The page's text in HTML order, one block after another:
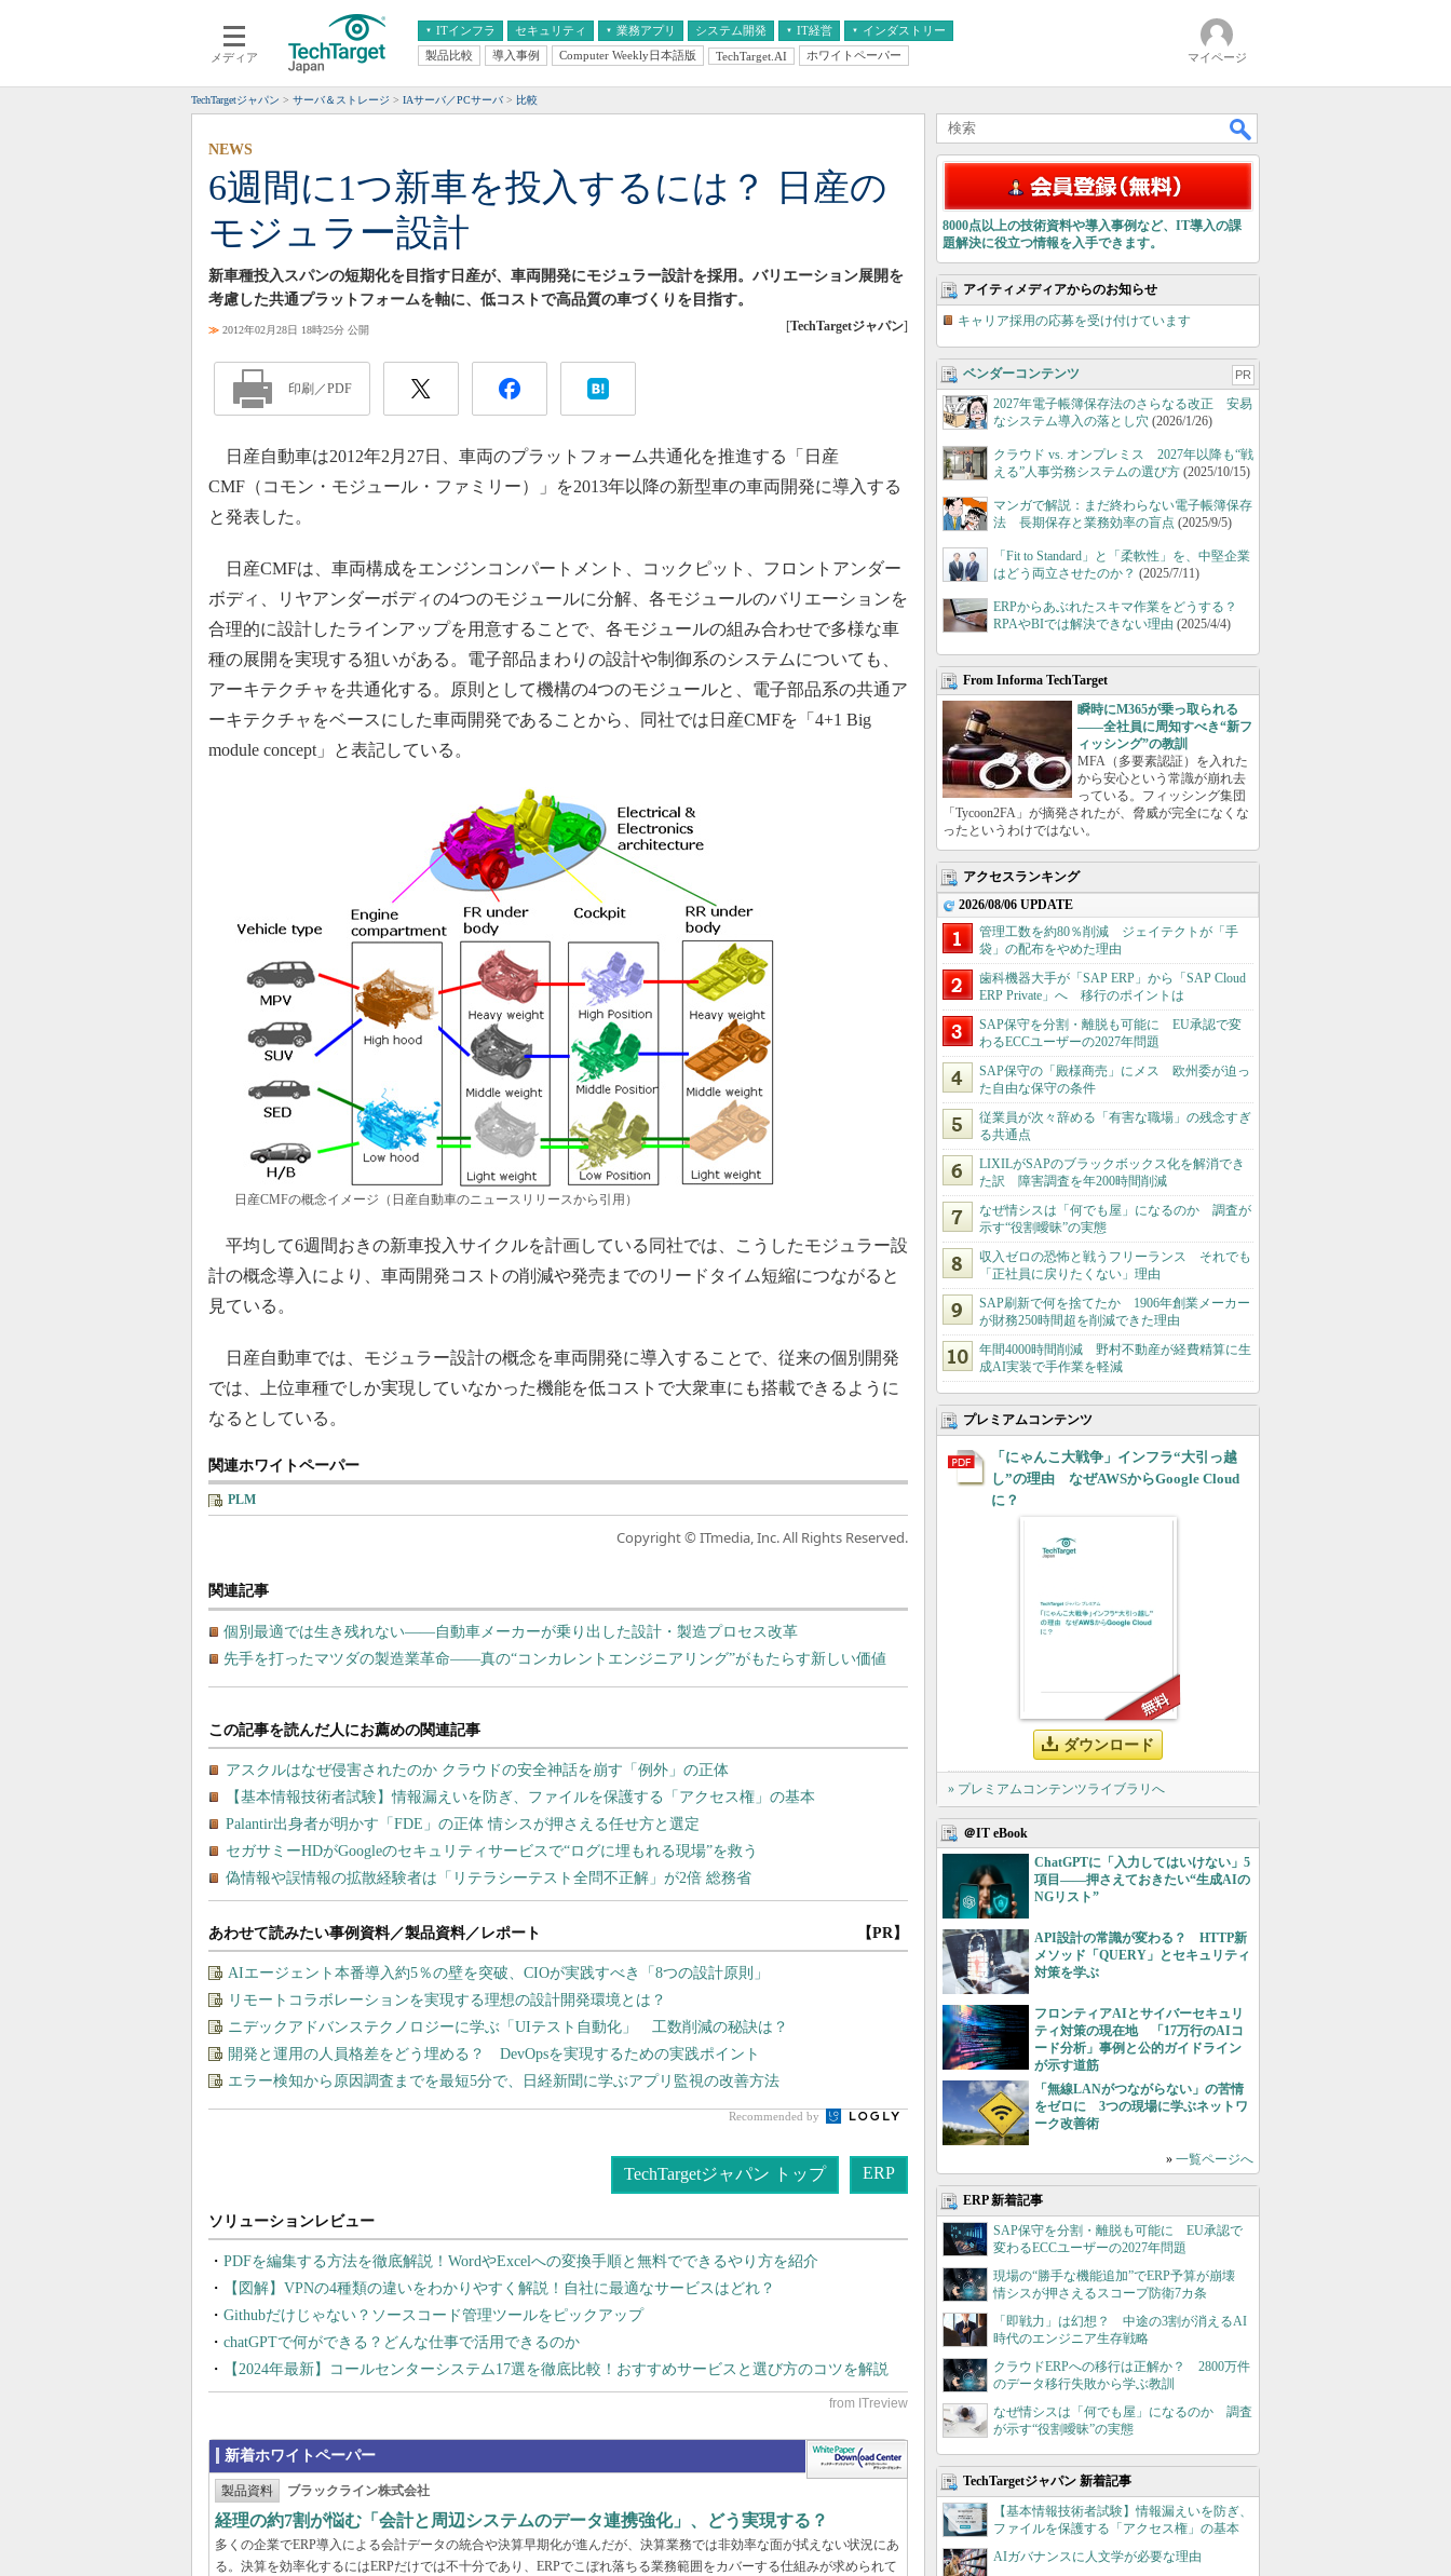
メディア
ITインフラ
クラウド
スマートモバイル
ネットワーク
システム運用管理
セキュリティ 業務アプリ
エンタープライズAI
ERP
情報系システム
システム開発 IT経営
経営とIT
インダストリー
医療IT
製品比較 導入事例 Computer Weekly日本語版 TechTarget.AI ホワイトペーパー マイページ
TechTargetジャパン サーバ＆ストレージ IAサーバ／PCサーバ 比較
6週間に1つ新車を投入するには？ 日産の
モジュラー設計
NEWS
新車種投入スパンの短期化を目指す日産が、車両開発にモジュラー設計を採用。バリエーション展開を
考慮した共通プラットフォームを軸に、低コストで高品質の車づくりを目指す。
≫ 2012年02月28日 18時25分 公開 [TechTargetジャパン]
印刷／PDF
日産自動車は2012年2月27日、車両のプラットフォーム共通化を推進する「日産
CMF（コモン・モジュール・ファミリー）」を2013年以降の新型車の車両開発に導入する
と発表した。
日産CMFは、車両構成をエンジンコンパートメント、コックピット、フロントアンダー
ボディ、リヤアンダーボディの4つのモジュールに分解、各モジュールのバリエーションを
合理的に設計したラインアップを用意することで、各モジュールの組み合わせで多様な車
種の展開を実現する狙いがある。電子部品まわりの設計や制御系のシステムについても、
アーキテクチャを共通化する。原則として機構の4つのモジュールと、電子部品系の共通ア
ーキテクチャをベースにした車両開発であることから、同社では日産CMFを「4+1 Big
module concept」と表記している。
日産CMFの概念イメージ（日産自動車のニュースリリースから引用）
平均して6週間おきの新車投入サイクルを計画している同社では、こうしたモジュラー設
計の概念導入により、車両開発コストの削減や発売までのリードタイム短縮につながると
見ている。
日産自動車では、モジュラー設計の概念を車両開発に導入することで、従来の個別開発
では、上位車種でしか実現していなかった機能を低コストで大衆車にも搭載できるように
なるとしている。
関連ホワイトペーパー
PLM
Copyright © ITmedia, Inc. All Rights Reserved.
関連記事
個別最適では生き残れない――自動車メーカーが乗り出した設計・製造プロセス改革
先手を打ったマツダの製造業革命――真の“コンカレントエンジニアリング”がもたらす新しい価値
あわせて読みたい事例資料／製品資料／レポート 【PR】
AIエージェント本番導入約5％の壁を突破、CIOが実践すべき「8つの設計原則」
リモートコラボレーションを実現する理想の設計開発環境とは？
ニデックアドバンステクノロジーに学ぶ「UIテスト自動化」 工数削減の秘訣は？
開発と運用の人員格差をどう埋める？ DevOpsを実現するための実践ポイント
エラー検知から原因調査までを最短5分で、日経新聞に学ぶアプリ監視の改善方法
Recommended by
TechTargetジャパン トップ ERP
PDFを編集する方法を徹底解説！WordやExcelへの変換手順と無料でできるやり方を紹介
【図解】VPNの4種類の違いをわかりやすく解説！自社に最適なサービスはどれ？
Githubだけじゃない？ソースコード管理ツールをピックアップ
chatGPTで何ができる？どんな仕事で活用できるのか
【2024年最新】コールセンターシステム17選を徹底比較！おすすめサービスと選び方のコツを解説
新着ホワイトペーパー
製品資料 ブラックライン株式会社
経理の約7割が悩む「会計と周辺システムのデータ連携強化」、どう実現する？
多くの企業でERP導入による会計データの統合や決算早期化が進んだが、決算業務では非効率な面が拭えない状況にあ
る。決算を効率化するにはERPだけでは不十分であり、ERPでこぼれ落ちる業務範囲をカバーする仕組みが求められて
8000点以上の技術資料や導入事例など、IT導入の課
題解決に役立つ情報を入手できます。
アイティメディアからのお知らせ
キャリア採用の応募を受け付けています
ベンダーコンテンツ PR
2027年電子帳簿保存法のさらなる改正 安易
なシステム導入の落とし穴 (2026/1/26)
クラウド vs. オンプレミス 2027年以降も“戦
える”人事労務システムの選び方 (2025/10/15)
マンガで解説：まだ終わらない電子帳簿保存
法 長期保存と業務効率の盲点 (2025/9/5)
「Fit to Standard」と「柔軟性」を、中堅企業
はどう両立させたのか？ (2025/7/11)
ERPからあぶれたスキマ作業をどうする？
RPAやBIでは解決できない理由 (2025/4/4)
From Informa TechTarget
瞬時にM365が乗っ取られる
――全社員に周知すべき“新フ
ィッシング”の教訓
MFA（多要素認証）を入れた
から安心という常識が崩れ去
っている。フィッシング集団
「Tycoon2FA」が摘発されたが、脅威が完全になくな
ったというわけではない。
アクセスランキング
2026/08/06 UPDATE
管理工数を約80％削減 ジェイテクトが「手
袋」の配布をやめた理由
歯科機器大手が「SAP ERP」から「SAP Cloud
ERP Private」へ 移行のポイントは
SAP保守を分割・離脱も可能に EU承認で変
わるECCユーザーの2027年問題
SAP保守の「殿様商売」にメス 欧州委が迫っ
た自由な保守の条件
従業員が次々辞める「有害な職場」の残念すぎ
る共通点
LIXILがSAPのブラックボックス化を解消でき
た訳 障害調査を年200時間削減
なぜ情シスは「何でも屋」になるのか 調査が
示す“役割曖昧”の実態
収入ゼロの恐怖と戦うフリーランス それでも
「正社員に戻りたくない」理由
SAP刷新で何を捨てたか 1906年創業メーカー
が財務250時間超を削減できた理由
年間4000時間削減 野村不動産が経費精算に生
成AI実装で手作業を軽減
プレミアムコンテンツ
「にゃんこ大戦争」インフラ“大引っ越
し”の理由 なぜAWSからGoogle Cloud
に？
ダウンロード
» プレミアムコンテンツライブラリへ
＠IT eBook
ChatGPTに「入力してはいけない」5
項目――押さえておきたい“生成AIの
NGリスト”
API設計の常識が変わる？ HTTP新
メソッド「QUERY」とセキュリティ
対策を学ぶ
フロンティアAIとサイバーセキュリ
ティ対策の現在地 「17万行のAIコ
ード分析」事例と公的ガイドライン
が示す道筋
「無線LANがつながらない」の苦情
をゼロに 3つの現場に学ぶネットワ
ーク改善術
» 一覧ページへ
ERP 新着記事
SAP保守を分割・離脱も可能に EU承認で
変わるECCユーザーの2027年問題
現場の“勝手な機能追加”でERP予算が崩壊
情シスが押さえるスコープ防衛7カ条
「即戦力」は幻想？ 中途の3割が消えるAI
時代のエンジニア生存戦略
クラウドERPへの移行は正解か？ 2800万件
のデータ移行失敗から学ぶ教訓
なぜ情シスは「何でも屋」になるのか 調査
が示す“役割曖昧”の実態
TechTargetジャパン 新着記事
【基本情報技術者試験】情報漏えいを防ぎ、
ファイルを保護する「アクセス権」の基本
AIガバナンスに人文学が必要な理由